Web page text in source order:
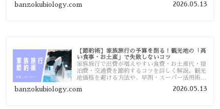
す。
banzokubiology.com 2026.05.13
【節約術】家族旅行の予算を削る！観光地の「高
い食事・お土産」で失敗しないコツ
家族旅行で出費が増えやすい食費・お土産代・宿
泊費・交通費を節約するコツを詳しく解説。観光
地価格を避ける方法や、早割・スーパー活用術、
banzokubiology.com 2026.05.13